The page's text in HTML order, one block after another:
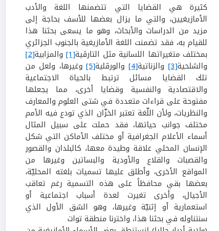
كثيرة هي القضايا التي تتضمنها اللغة والأدب
الأمازيغيين، والتي ما يزال بعضها للأسف بحاجة إلى
مزيد من الدراسات والأبحاث، وهو ما يسعى بحثنا هذا
للقيام به، فقد تضمنت اللغة الأمازيغية بالجنوب الجزائري
بمختلف متغيراتها اللسانية مثل التارڤية[1]والمزابية[2]
والشلحية[3]والزناتية[4]والورڤلية[5]وغيرها، ولعل من
تلك القضايا مسائل ترتبط بالحياة الاجتماعية
والاقتصادية والنفسية وقضايا أخرى، مما يجعلها
مفتوحة على قراءات متعددة في شتى العلوم والمعارف
والنظريات، ولأن اللّغة تعتبر الخزّان الذي تودع فيه الأمم
مختلف جوانب حياتها، فقد حملت على سبيل المثال
أسماء الأعلام الجغرافية أو مختلف الأماكن التي شكل
الإنسان المحلي علاقة وطيدة معها، كالبلدان والقصور
والقصبات والقلاع والأودية والبساتين وغيرها من
المواقع الأخرى، وأطلق عليها تسميات بلغته المحليّة،
بعضها بقي محافظاً على هذه التسمية رغم تعاقب
الأجيال، وأخرى تغيرت لعدة أسباب اجتماعية أو
استعمارية أو إثنيّة وغيرها، وهو الشق الأول الذي
سنتناوله في بحثنا هذا، واخترنا منطقة توات